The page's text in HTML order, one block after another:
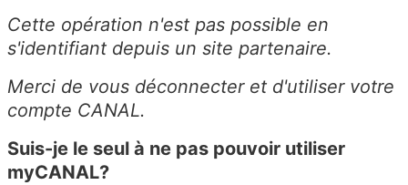
Cette opération n'est pas possible en
s'identifiant depuis un site partenaire.
Merci de vous déconnecter et d'utiliser votre
compte CANAL.
Suis-je le seul à ne pas pouvoir utiliser
myCANAL?